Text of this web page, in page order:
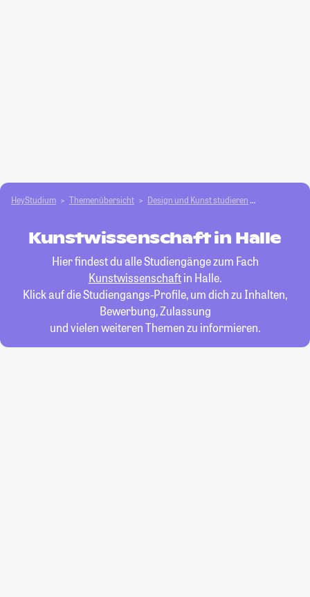
HeyStudium Themenübersicht Design und Kunst studieren
Kunstwissenschaft in Halle
Hier findest du alle Studiengänge zum Fach
Kunstwissenschaftin Halle.
Klick auf die Studiengangs-Profile, um dich zu Inhalten,
Bewerbung, Zulassung
und vielen weiteren Themen zu informieren.